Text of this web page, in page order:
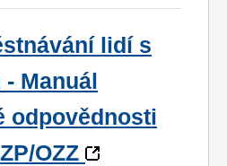
lidí s
Manuál
odpovědnosti
OZZ